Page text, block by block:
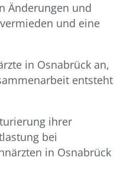
Änderungen und
und eine
in Osnabrück an,
entsteht
ihrer
bei
in Osnabrück